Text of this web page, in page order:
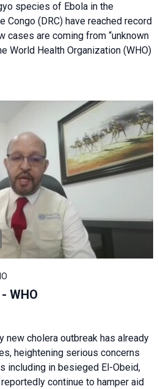
species of Ebola in the
Congo (DRC) have reached record
cases are coming from “unknown
World Health Organization (WHO)
WHO
new cholera outbreak has already
heightening serious concerns
including in besieged El-Obeid,
continue to hamper aid